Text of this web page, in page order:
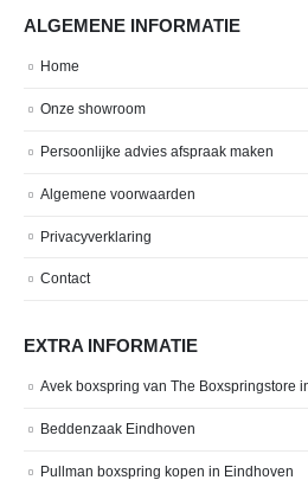
ALGEMENE INFORMATIE
Home
Onze showroom
Persoonlijke advies afspraak maken
Algemene voorwaarden
Privacyverklaring
Contact
EXTRA INFORMATIE
Avek boxspring van The Boxspringstore
Beddenzaak Eindhoven
Pullman boxspring kopen in Eindhoven